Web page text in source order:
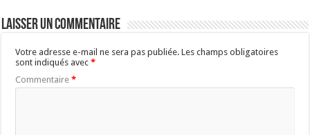
Laisser un commentaire
Votre adresse e-mail ne sera pas publiée. Les champs obligatoires
sont indiqués avec*
Commentaire*